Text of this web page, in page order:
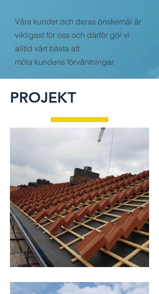
Våra kunder och deras önskemål är
viktigast för oss och därför gör vi
alltid vårt bästa att
möta kundens förväntningar.
PROJEKT